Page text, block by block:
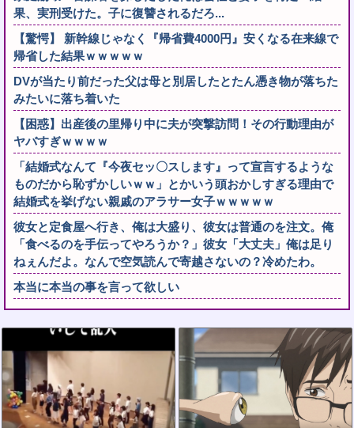
果、実刑受けた。子に復讐されるだろ...
【驚愕】 新幹線じゃなく『帰省費4000円』安くなる在来線で
帰省した結果ｗｗｗｗｗ
DVが当たり前だった父は母と別居したとたん憑き物が落ちた
みたいに落ち着いた
【困惑】出産後の里帰り中に夫が突撃訪問！その行動理由が
ヤバすぎｗｗｗｗ
「結婚式なんて『今夜セッ〇スします』って宣言するような
ものだから恥ずかしいｗｗ」とかいう頭おかしすぎる理由で
結婚式を挙げない親戚のアラサー女子ｗｗｗｗｗ
彼女と定食屋へ行き、俺は大盛り、彼女は普通のを注文。俺
「食べるのを手伝ってやろうか？」彼女「大丈夫」俺は足り
ねぇんだよ。なんで空気読んで寄越さないの？冷めたわ。
本当に本当の事を言って欲しい